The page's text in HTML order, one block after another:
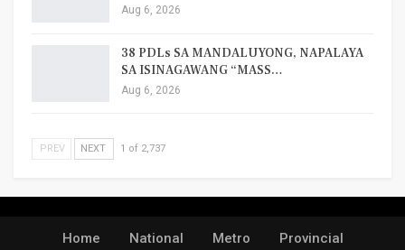
Aug 6, 2026
38 PDLs SA MANDALUYONG, NAPALAYA
SA ISINAGAWANG “MASS…
Aug 6, 2026
PREV NEXT 1 of 2,737
Home National Metro Provincial